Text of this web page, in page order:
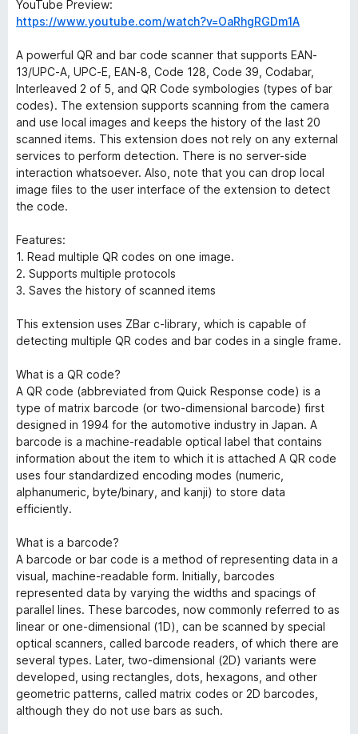
x
YouTube Preview:
https://www.youtube.com/watch?v=OaRhgRGDm1A
A powerful QR and bar code scanner that supports EAN-
13/UPC-A, UPC-E, EAN-8, Code 128, Code 39, Codabar,
Interleaved 2 of 5, and QR Code symbologies (types of bar
codes). The extension supports scanning from the camera
and use local images and keeps the history of the last 20
scanned items. This extension does not rely on any external
services to perform detection. There is no server-side
interaction whatsoever. Also, note that you can drop local
image files to the user interface of the extension to detect
the code.
Features:
1. Read multiple QR codes on one image.
2. Supports multiple protocols
3. Saves the history of scanned items
This extension uses ZBar c-library, which is capable of
detecting multiple QR codes and bar codes in a single frame.
What is a QR code?
A QR code (abbreviated from Quick Response code) is a
type of matrix barcode (or two-dimensional barcode) first
designed in 1994 for the automotive industry in Japan. A
barcode is a machine-readable optical label that contains
information about the item to which it is attached A QR code
uses four standardized encoding modes (numeric,
alphanumeric, byte/binary, and kanji) to store data
efficiently.
What is a barcode?
A barcode or bar code is a method of representing data in a
visual, machine-readable form. Initially, barcodes
represented data by varying the widths and spacings of
parallel lines. These barcodes, now commonly referred to as
linear or one-dimensional (1D), can be scanned by special
optical scanners, called barcode readers, of which there are
several types. Later, two-dimensional (2D) variants were
developed, using rectangles, dots, hexagons, and other
geometric patterns, called matrix codes or 2D barcodes,
although they do not use bars as such.